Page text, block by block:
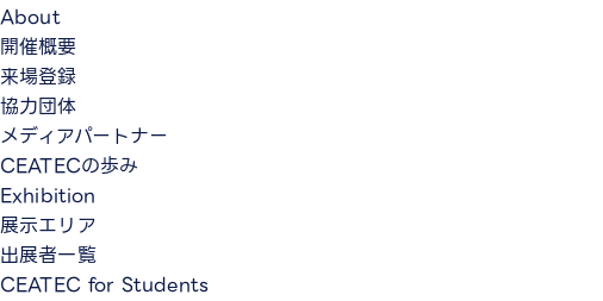
About
開催概要
来場登録
協力団体
メディアパートナー
CEATECの歩み
Exhibition
展示エリア
出展者一覧
CEATEC for Students